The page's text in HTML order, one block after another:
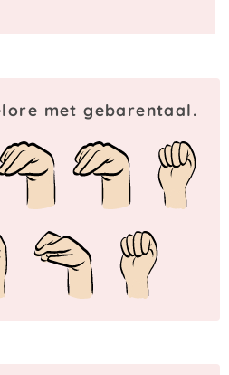
met gebarentaal.